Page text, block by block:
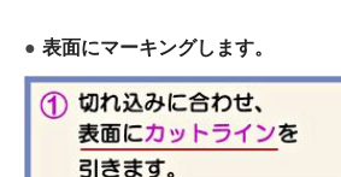
表面にマーキングします。